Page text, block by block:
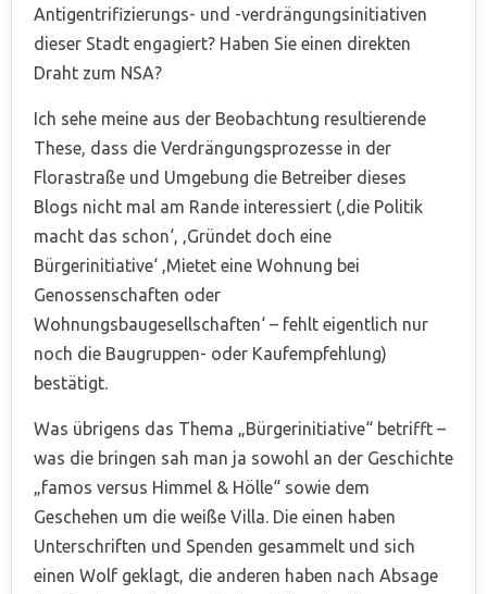
Antigentrifizierungs- und -verdrängungsinitiativen
dieser Stadt engagiert? Haben Sie einen direkten
Draht zum NSA?
Ich sehe meine aus der Beobachtung resultierende
These, dass die Verdrängungsprozesse in der
Florastraße und Umgebung die Betreiber dieses
Blogs nicht mal am Rande interessiert (‚die Politik
macht das schon‘, ‚Gründet doch eine
Bürgerinitiative‘ ‚Mietet eine Wohnung bei
Genossenschaften oder
Wohnungsbaugesellschaften‘ – fehlt eigentlich nur
noch die Baugruppen- oder Kaufempfehlung)
bestätigt.
Was übrigens das Thema „Bürgerinitiative“ betrifft –
was die bringen sah man ja sowohl an der Geschichte
„famos versus Himmel & Hölle“ sowie dem
Geschehen um die weiße Villa. Die einen haben
Unterschriften und Spenden gesammelt und sich
einen Wolf geklagt, die anderen haben nach Absage